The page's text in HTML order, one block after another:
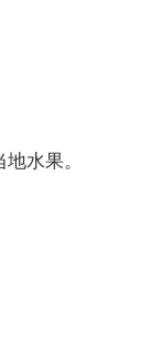
水果。